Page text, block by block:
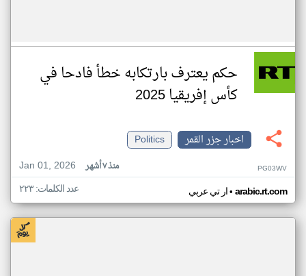
حكم يعترف بارتكابه خطأ فادحا في
كأس إفريقيا 2025
اخبار جزر القمر
Politics
Jan 01, 2026
منذ ٧ أشهر PG03WV
ار تي عربي• arabic.rt.com عدد الكلمات: ٢٢٣